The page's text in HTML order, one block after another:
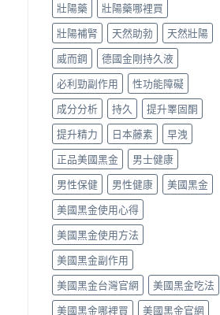
壯陽藥
壯陽藥哪裡買
壯陽補腎
天然助勃
天然壯陽
威而鋼
德國金剛持久液
必利勁副作用
性功能障礙
成分分析
持久
提升睪固酮
提升精力
日本藤素
早洩
正品美國黑金
男士健康
男性保健
男性健康
美國黑金
美國黑金使用心得
美國黑金使用方法
美國黑金副作用
美國黑金台灣官網
美國黑金吃法
美國黑金哪裡買
美國黑金官網